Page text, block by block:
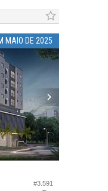
MAIO DE 2025
#3.591